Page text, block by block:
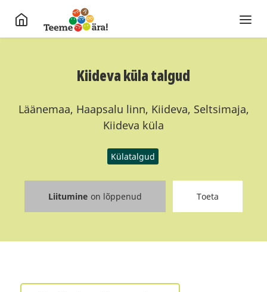
Kiideva küla talgud
Läänemaa, Haapsalu linn, Kiideva, Seltsimaja,
Kiideva küla
Külatalgud
Liitumine on lõppenud Toeta